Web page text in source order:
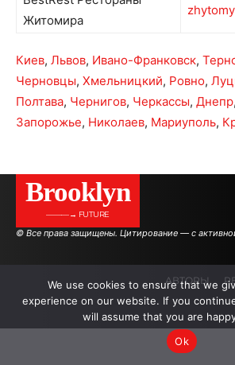
Житомира
Киев, Львов, Ивано-Франковск,
Черновцы, Хмельницкий, Ровно,
Полтава, Чернигов, Черкассы, Днепр,
Запорожье, Николаев, Мариуполь,
Brooklyn
———→ FUTURE
© Все права защищены. Цитирование — с
АВТОРЫ
We use cookies to ensure that we
experience on our website. If you
will assume that you are
Ok